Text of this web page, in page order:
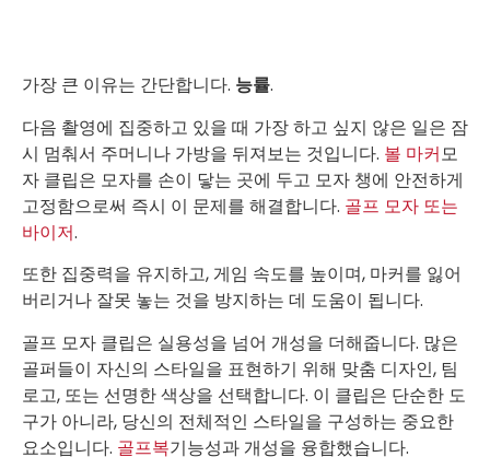
가장 큰 이유는 간단합니다. 능률.
다음 촬영에 집중하고 있을 때 가장 하고 싶지 않은 일은 잠
시 멈춰서 주머니나 가방을 뒤져보는 것입니다. 볼 마커모
자 클립은 모자를 손이 닿는 곳에 두고 모자 챙에 안전하게
고정함으로써 즉시 이 문제를 해결합니다. 골프 모자 또는
바이저.
또한 집중력을 유지하고, 게임 속도를 높이며, 마커를 잃어
버리거나 잘못 놓는 것을 방지하는 데 도움이 됩니다.
골프 모자 클립은 실용성을 넘어 개성을 더해줍니다. 많은
골퍼들이 자신의 스타일을 표현하기 위해 맞춤 디자인, 팀
로고, 또는 선명한 색상을 선택합니다. 이 클립은 단순한 도
구가 아니라, 당신의 전체적인 스타일을 구성하는 중요한
요소입니다. 골프복기능성과 개성을 융합했습니다.